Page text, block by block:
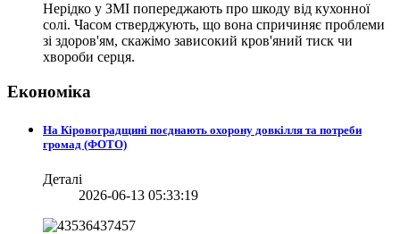
Нерідко у ЗМІ попереджають про шкоду від кухонної
солі. Часом стверджують, що вона спричиняє проблеми
зі здоров'ям, скажімо зависокий кров'яний тиск чи
хвороби серця.
Економіка
На Кіровоградщині поєднають охорону довкілля та потреби
громад (ФОТО)
Деталі
2026-06-13 05:33:19